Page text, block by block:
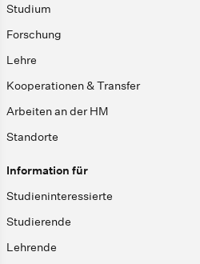
Studium
Forschung
Lehre
Kooperationen & Transfer
Arbeiten an der HM
Standorte
Information für
Studieninteressierte
Studierende
Lehrende